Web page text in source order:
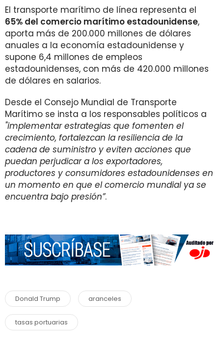
El transporte marítimo de línea representa el
65% del comercio marítimo estadounidense,
aporta más de 200.000 millones de dólares
anuales a la economía estadounidense y
supone 6,4 millones de empleos
estadounidenses, con más de 420.000 millones
de dólares en salarios.
Desde el Consejo Mundial de Transporte
Marítimo se insta a los responsables políticos a
"implementar estrategias que fomenten el
crecimiento, fortalezcan la resiliencia de la
cadena de suministro y eviten acciones que
puedan perjudicar a los exportadores,
productores y consumidores estadounidenses en
un momento en que el comercio mundial ya se
encuentra bajo presión”.
Donald Trump aranceles
tasas portuarias